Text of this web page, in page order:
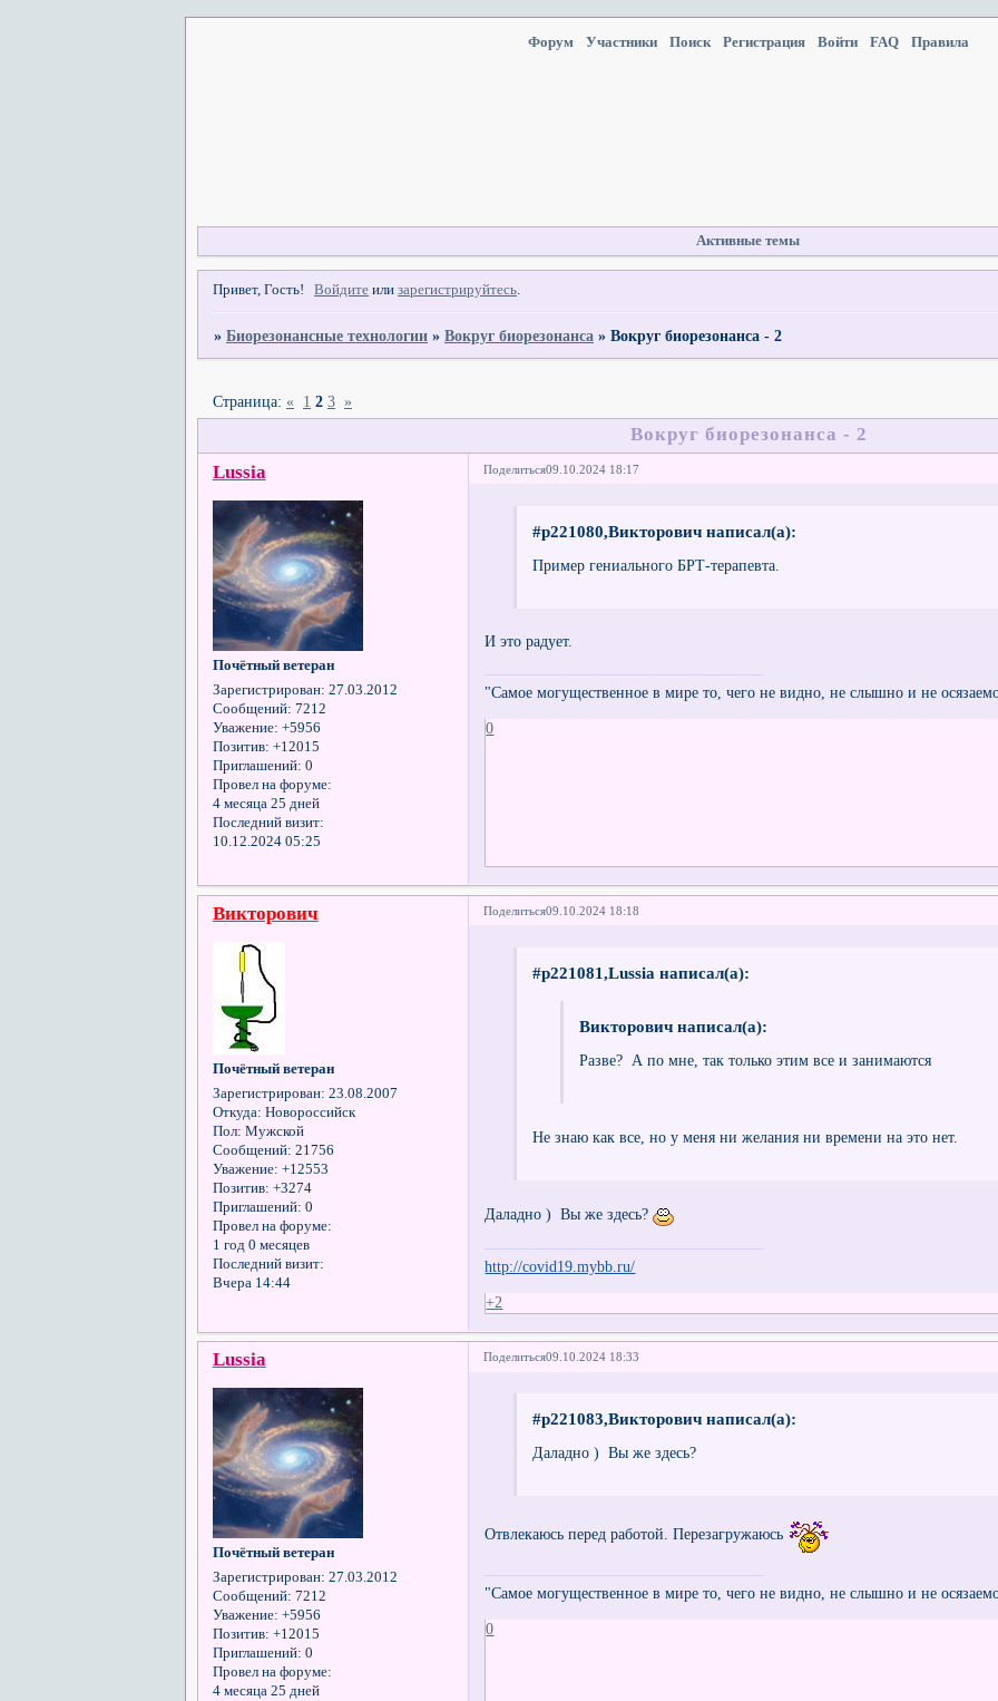
Форум Участники Поиск Регистрация Войти FAQ Правила
Активные темы
Привет, Гость! Войдите илизарегистрируйтесь.
»Биорезонансные технологии »Вокруг биорезонанса »Вокруг биорезонанса - 2
Вокруг биорезонанса - 2
Страница: « 1 2 3 »
Поделиться09.10.2024 18:17
Lussia
Почётный ветеран
Зарегистрирован: 27.03.2012
Сообщений: 7212
Уважение: +5956
Позитив: +12015
Приглашений: 0
Провел на форуме:
4 месяца 25 дней
Последний визит:
10.12.2024 05:25
#p221080,Викторович написал(а):
Пример гениального БРТ-терапевта.
И это радует.
"Самое могущественное в мире то, чего не видно, не слышно и не
0
Поделиться09.10.2024 18:18
Викторович
Почётный ветеран
Зарегистрирован: 23.08.2007
Откуда: Новороссийск
Пол: Мужской
Сообщений: 21756
Уважение: +12553
Позитив: +3274
Приглашений: 0
Провел на форуме:
1 год 0 месяцев
Последний визит:
Вчера 14:44
#p221081,Lussia написал(а):
Викторович написал(а):
Разве? А по мне, так только этим все и занимаются
Не знаю как все, но у меня ни желания ни времени на это нет.
Даладно ) Вы же здесь?
http://covid19.mybb.ru/
+2
Поделиться09.10.2024 18:33
Lussia
Почётный ветеран
Зарегистрирован: 27.03.2012
Сообщений: 7212
Уважение: +5956
Позитив: +12015
Приглашений: 0
Провел на форуме:
4 месяца 25 дней
#p221083,Викторович написал(а):
Даладно ) Вы же здесь?
Отвлекаюсь перед работой. Перезагружаюсь
"Самое могущественное в мире то, чего не видно, не слышно и не
0